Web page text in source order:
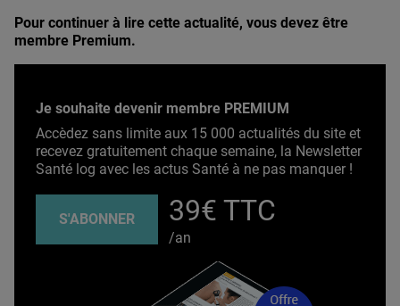
Pour continuer à lire cette actualité, vous devez être
membre Premium.
Je souhaite devenir membre PREMIUM
Accèdez sans limite aux 15 000 actualités du site et
recevez gratuitement chaque semaine, la Newsletter
Santé log avec les actus Santé à ne pas manquer !
S'ABONNER 39€ TTC
/an